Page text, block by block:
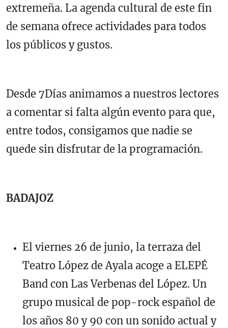
extremeña. La agenda cultural de este fin
de semana ofrece actividades para todos
los públicos y gustos.
Desde 7Días animamos a nuestros lectores
a comentar si falta algún evento para que,
entre todos, consigamos que nadie se
quede sin disfrutar de la programación.
BADAJOZ
El viernes 26 de junio, la terraza del
Teatro López de Ayala acoge a ELEPÉ
Band con Las Verbenas del López. Un
grupo musical de pop-rock español de
los años 80 y 90 con un sonido actual y